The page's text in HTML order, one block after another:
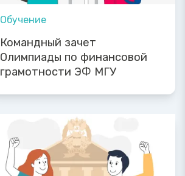
Обучение
Командный зачет
Олимпиады по финансовой
грамотности ЭФ МГУ